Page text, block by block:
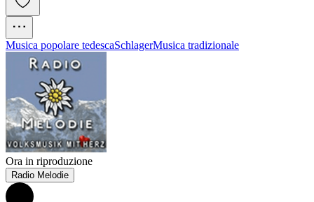
Musica popolare tedescaSchlagerMusica tradizionale
Ora in riproduzione
Radio Melodie